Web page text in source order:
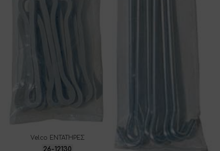
Velco ΕΝΤΑΤΗΡΕΣ
26-12130